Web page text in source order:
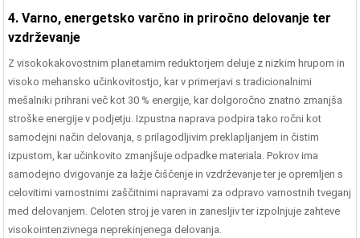
4. Varno, energetsko varčno in priročno delovanje ter
vzdrževanje
Z visokokakovostnim planetarnim reduktorjem deluje z nizkim hrupom in
visoko mehansko učinkovitostjo, kar v primerjavi s tradicionalnimi
mešalniki prihrani več kot 30 % energije, kar dolgoročno znatno zmanjša
stroške energije v podjetju. Izpustna naprava podpira tako ročni kot
samodejni način delovanja, s prilagodljivim preklapljanjem in čistim
izpustom, kar učinkovito zmanjšuje odpadke materiala. Pokrov ima
samodejno dvigovanje za lažje čiščenje in vzdrževanje ter je opremljen s
celovitimi varnostnimi zaščitnimi napravami za odpravo varnostnih tveganj
med delovanjem. Celoten stroj je varen in zanesljiv ter izpolnjuje zahteve
visokointenzivnega neprekinjenega delovanja.